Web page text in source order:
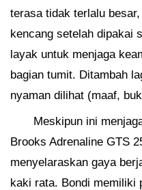
terasa tidak terlalu
kencang setelah dipakai
layak untuk menjaga
bagian tumit. Ditambah
nyaman dilihat (maaf,
Meskipun ini
Brooks Adrenaline GTS
menyelaraskan gaya
kaki rata. Bondi memiliki